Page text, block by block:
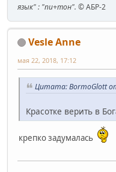
язык" : "пи+тон". © АБР-2
Vesle Anne
мая 22, 2018, 17:12
Цитата: BormoGlott
Красотке верить в
крепко задумалась